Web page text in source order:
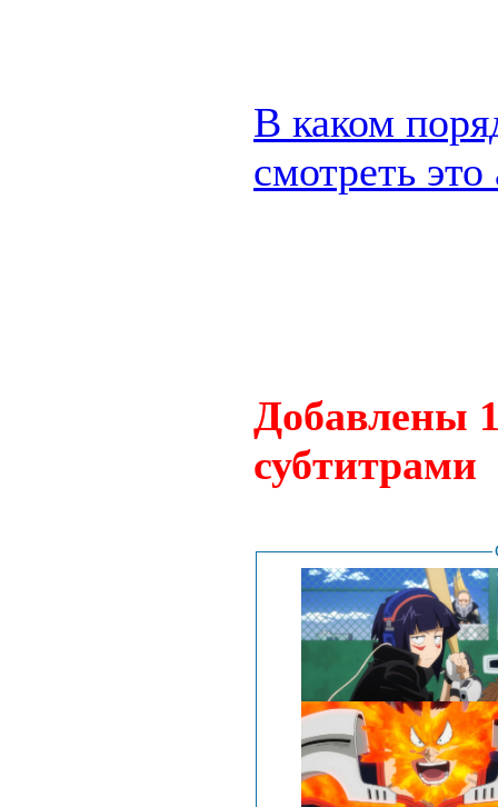
В каком
смотреть
Добавлены
субтитрами